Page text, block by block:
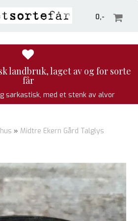
0,-
landbruk, laget av og for sorte
får
sarkastisk, med et stenk av alvor
» Midtre Ekern Gård Talglys